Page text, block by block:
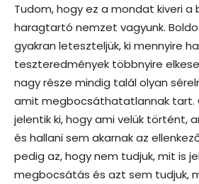
Tudom, hogy ez a mondat kiveri
haragtartó nemzet vagyunk.
gyakran leteszteljük, ki mennyire
teszteredmények többnyire
nagy része mindig talál olyan
amit megbocsáthatatlannak tart.
jelentik ki, hogy ami velük történt,
és hallani sem akarnak az
pedig az, hogy nem tudjuk, mit is
megbocsátás és azt sem tudjuk,